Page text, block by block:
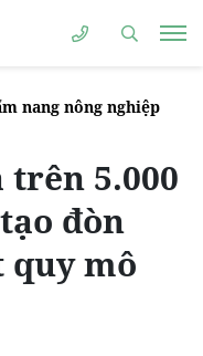
nang nông nghiệp
5.000
đòn
quy mô